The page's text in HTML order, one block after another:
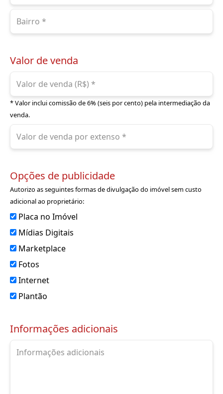
Valor de venda
* Valor inclui comissão de 6% (seis por cento) pela intermediação da
venda.
Opções de publicidade
Autorizo as seguintes formas de divulgação do imóvel sem custo
adicional ao proprietário:
Placa no Imóvel
Mídias Digitais
Marketplace
Fotos
Internet
Plantão
Informações adicionais